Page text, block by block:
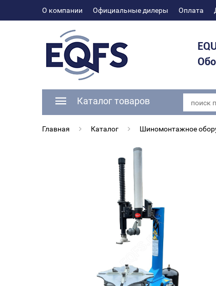
О компании Официальные дилеры Оплата
Каталог товаров
Главная Каталог Шиномонтажное